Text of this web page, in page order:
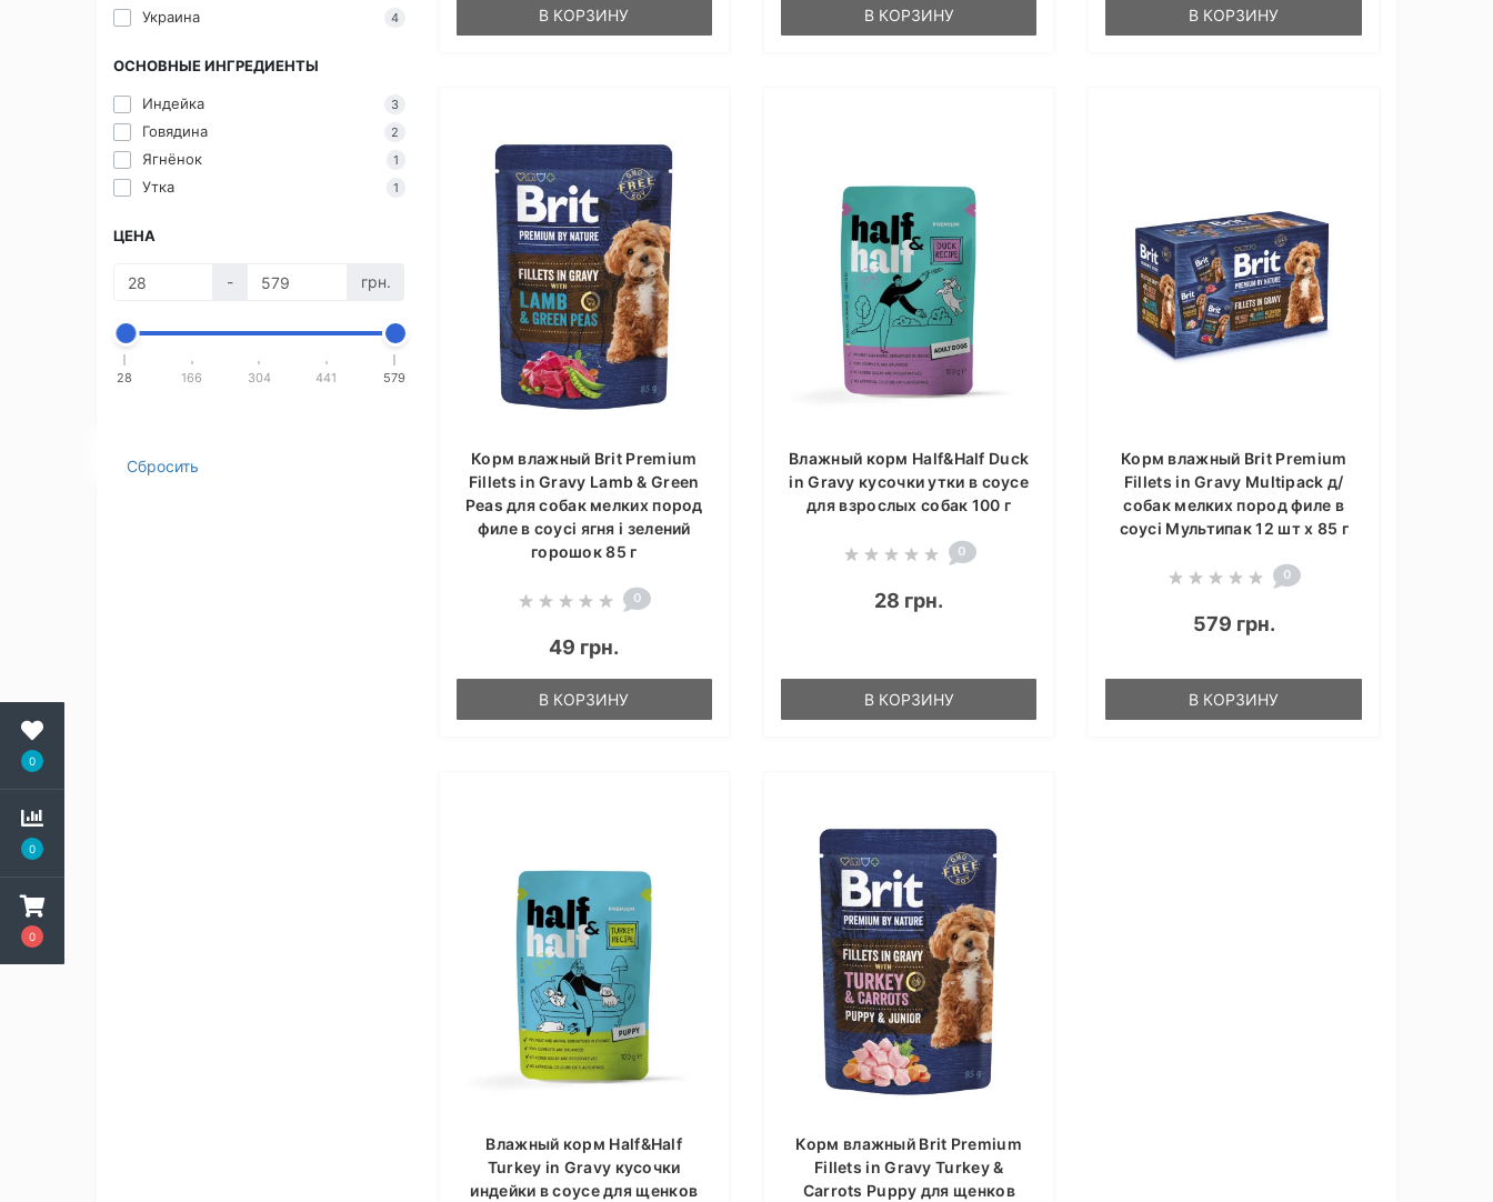
0
0
0
Украина 4
ОСНОВНЫЕ ИНГРЕДИЕНТЫ
Индейка 3
Говядина 2
Ягнёнок 1
Утка 1
ЦЕНА
- грн.
28 166 304 441 579
Сбросить
В КОРЗИНУ В КОРЗИНУ В КОРЗИНУ
Корм влажный Brit Premium
Fillets in Gravy Lamb & Green
Peas для собак мелких пород
филе в соусі ягня і зелений
горошок 85 г
0
49 грн.
В КОРЗИНУ
Влажный корм Half&Half Duck
in Gravy кусочки утки в соусе
для взрослых собак 100 г
0
28 грн.
В КОРЗИНУ
Корм влажный Brit Premium
Fillets in Gravy Multipack д/
собак мелких пород филе в
соусі Мультипак 12 шт х 85 г
0
579 грн.
В КОРЗИНУ
Влажный корм Half&Half
Turkey in Gravy кусочки
индейки в соусе для щенков
Корм влажный Brit Premium
Fillets in Gravy Turkey &
Carrots Puppy для щенков